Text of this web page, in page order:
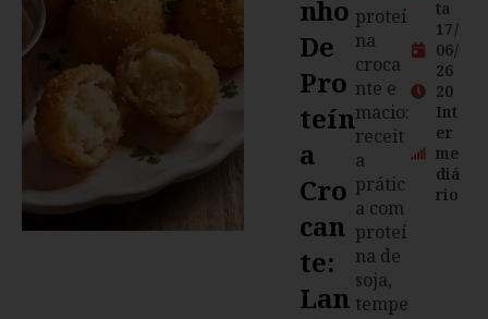
Nho
De
Pro
Teín
A
Cro
Can
Te:
Lan
proteí
na
croca
nte e
macio:
receit
a
prátic
a com
proteí
na de
soja,
tempe
ta
17/
06/
26
20
Int
er
me
diá
rio